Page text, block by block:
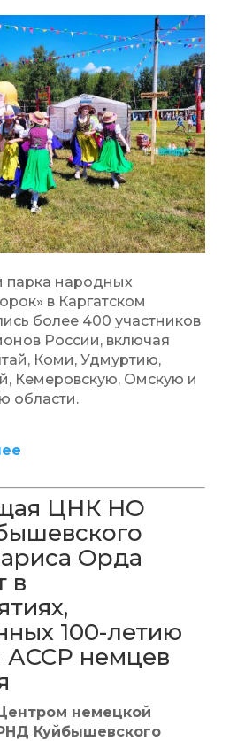
парка народных
в Каргатском
более 400 участников
России, включая
Коми, Удмуртию,
Кемеровскую, Омскую и
области.
ЦНК НО
Орда
в
100-летию
АССР немцев
немецкой
Куйбышевского